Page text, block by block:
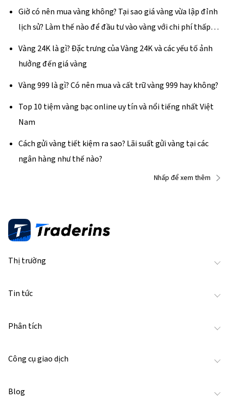
hợp giao dịch vàng vào năm 2024
Giờ có nên mua vàng không? Tại sao giá vàng vừa lập đỉnh
lịch sử? Làm thế nào để đầu tư vào vàng với chi phí thấp
nhất?
Vàng 24K là gì? Đặc trưng của Vàng 24K và các yếu tố ảnh
hưởng đến giá vàng
Vàng 999 là gì? Có nên mua và cất trữ vàng 999 hay không?
Top 10 tiệm vàng bạc online uy tín và nổi tiếng nhất Việt
Nam
Cách gửi vàng tiết kiệm ra sao? Lãi suất gửi vàng tại các
ngân hàng như thế nào?
Nhấp để xem thêm
Thị trường
Tin tức
Phân tích
Công cụ giao dịch
Blog